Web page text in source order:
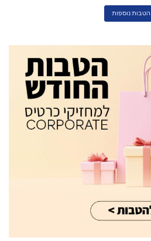
הטבות נוספות